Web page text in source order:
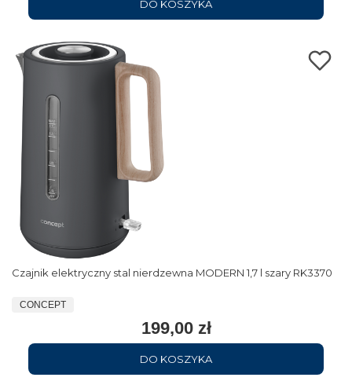
DO KOSZYKA
Czajnik elektryczny stal nierdzewna MODERN 1,7 l szary RK3370
CONCEPT
199,00 zł
DO KOSZYKA